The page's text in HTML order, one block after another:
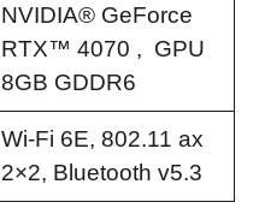
NVIDIA® GeForce
RTX™ 4070 , GPU
8GB GDDR6
Wi-Fi 6E, 802.11 ax
2×2, Bluetooth v5.3